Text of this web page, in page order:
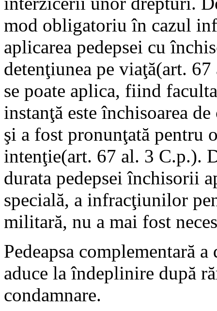
mod obligatoriu în cazul
aplicarea pedepsei cu
detenţiunea pe viaţă(art.
se poate aplica, fiind
instanţă este închisoarea
şi a fost pronunţată pentru
intenţie(art. 67 al. 3 C.p.).
durata pedepsei închisorii
specială, a infracţiunilor
militară, nu a mai fost
Pedeapsa complementară
aduce la îndeplinire după
condamnare.